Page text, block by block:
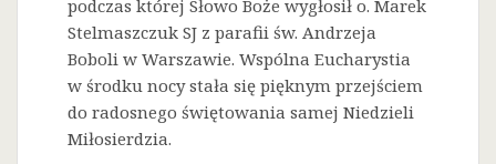
podczas której Słowo Boże wygłosił o. Marek
Stelmaszczuk SJ z parafii św. Andrzeja
Boboli w Warszawie. Wspólna Eucharystia
w środku nocy stała się pięknym przejściem
do radosnego świętowania samej Niedzieli
Miłosierdzia.